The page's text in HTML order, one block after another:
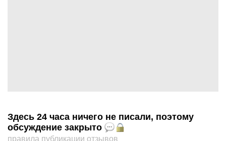
Здесь 24 часа ничего не писали, поэтому
обсуждение закрыто
правила публикации отзывов